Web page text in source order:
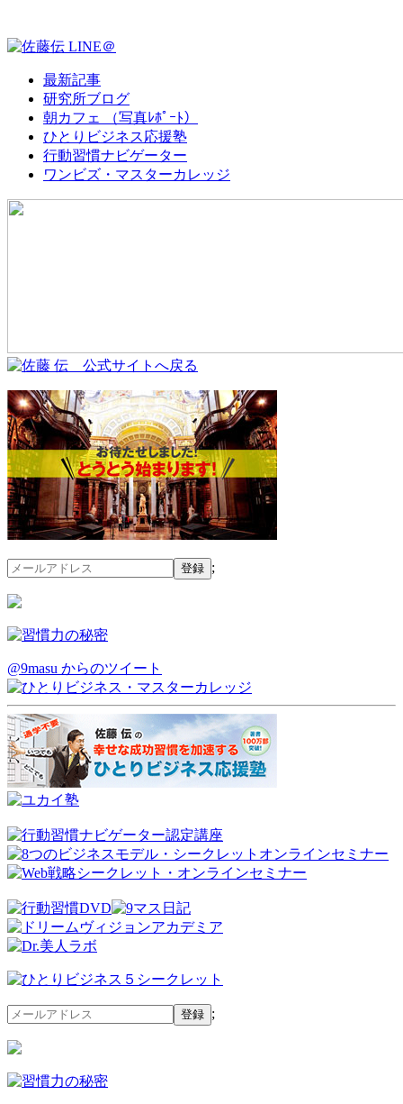
最新記事
研究所ブログ
朝カフェ （写真ﾚﾎﾟｰﾄ）
ひとりビジネス応援塾
行動習慣ナビゲーター
ワンビズ・マスターカレッジ
;
@9masu からのツイート
;